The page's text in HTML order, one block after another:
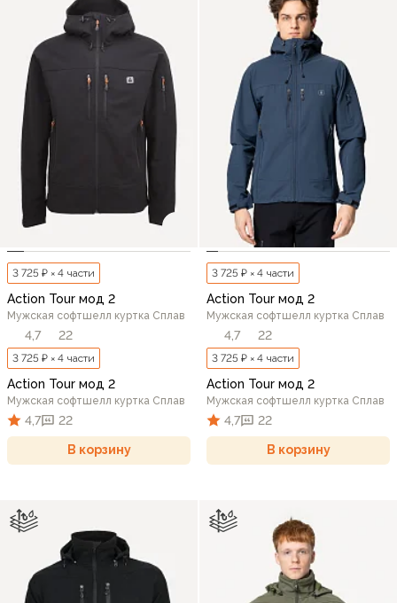
3 725 ₽ × 4 части
Action Tour мод 2
Мужская софтшелл куртка Сплав
4,7 22
3 725 ₽ × 4 части
Action Tour мод 2
Мужская софтшелл куртка Сплав
4,7 22
В корзину
3 725 ₽ × 4 части
Action Tour мод 2
Мужская софтшелл куртка Сплав
4,7 22
3 725 ₽ × 4 части
Action Tour мод 2
Мужская софтшелл куртка Сплав
4,7 22
В корзину